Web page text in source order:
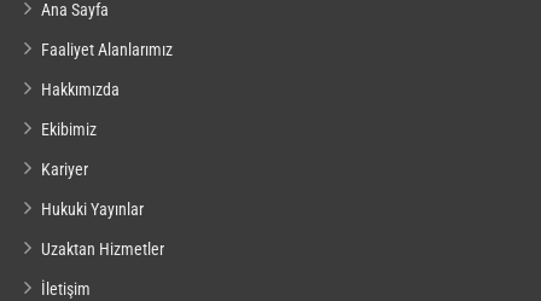
Ana Sayfa
Faaliyet Alanlarımız
Hakkımızda
Ekibimiz
Kariyer
Hukuki Yayınlar
Uzaktan Hizmetler
İletişim